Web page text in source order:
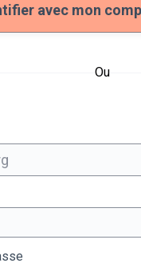
avec mon
Ou
obligatoire